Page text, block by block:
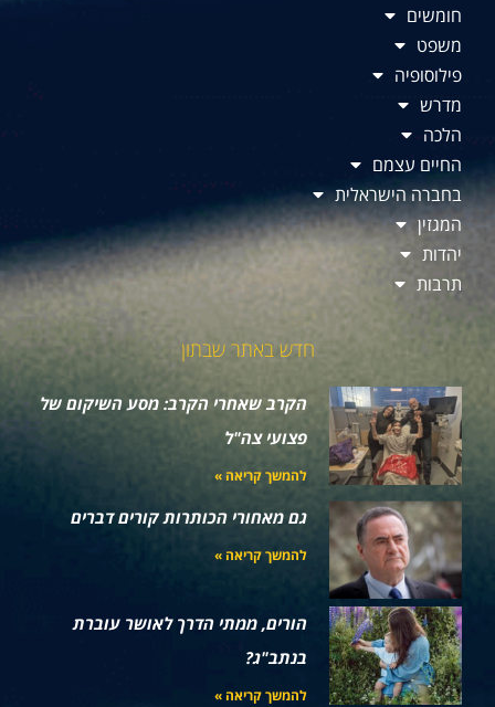
חומשים
משפט
פילוסופיה
מדרש
הלכה
החיים עצמם
בחברה הישראלית
המגזין
יהדות
תרבות
חדש באתר שבתון
הקרב שאחרי הקרב: מסע השיקום של
פצועי צה"ל
להמשך קריאה »
גם מאחורי הכותרות קורים דברים
להמשך קריאה »
הורים, ממתי הדרך לאושר עוברת
בנתב"ג?
להמשך קריאה »